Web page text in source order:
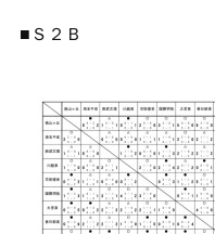
■Ｓ２Ｂ